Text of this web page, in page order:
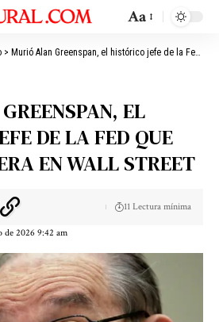
Aa
> Murió Alan Greenspan, el histórico jefe de la Fed que marcó una era en Wall Street
EL
DE LA FED QUE
EN WALL STREET
de 2026 9:42 am
11 Lectura mínima